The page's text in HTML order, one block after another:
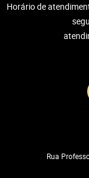
Horário de
Rua